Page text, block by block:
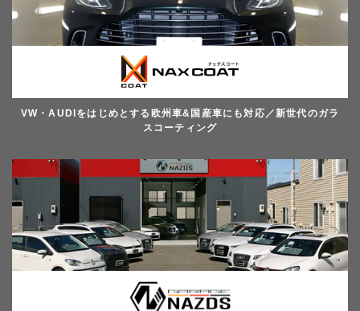
VW・AUDIをはじめとする欧州車&国産車にも対応／新世代のガラ
スコーティング